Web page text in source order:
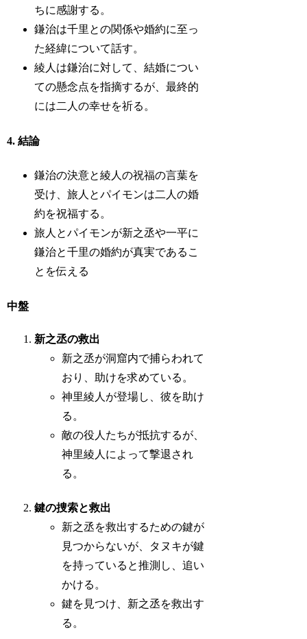
ちに感謝する。
鎌治は千里との関係や婚約に至っ
た経緯について話す。
綾人は鎌治に対して、結婚につい
ての懸念点を指摘するが、最終的
には二人の幸せを祈る。
4. 結論
鎌治の決意と綾人の祝福の言葉を
受け、旅人とパイモンは二人の婚
約を祝福する。
旅人とパイモンが新之丞や一平に
鎌治と千里の婚約が真実であるこ
とを伝える
中盤
新之丞の救出
新之丞が洞窟内で捕らわれて
おり、助けを求めている。
神里綾人が登場し、彼を助け
る。
敵の役人たちが抵抗するが、
神里綾人によって撃退され
る。
鍵の捜索と救出
新之丞を救出するための鍵が
見つからないが、タヌキが鍵
を持っていると推測し、追い
かける。
鍵を見つけ、新之丞を救出す
る。